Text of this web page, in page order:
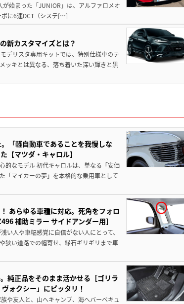
始まった「JUNIOR」は、アルファロメオ
に6速DCT（システ[…]
新カスタマイズとは？
デリスタ専用キットでは、特別仕様車のテ
ッキとは異なる、落ち着いた深い輝きと黒
「軽自動車であることを我慢しな
【マツダ・キャロル】
的なモデル 初代キャロルは、単なる「安価
「マイカーの夢」を本格的な乗用車として
あらゆる車種に対応。死角をフォロ
補助ミラー サイドアンダー用］
い人や車幅感覚に自信がない人にとって、
狭い道路での幅寄せ、縁石ギリギリまで車
純正品をそのまま活かせる［ゴリラ
ォクシー」にピッタリ！
や友人と、山へキャンプ、海へバーベキュ